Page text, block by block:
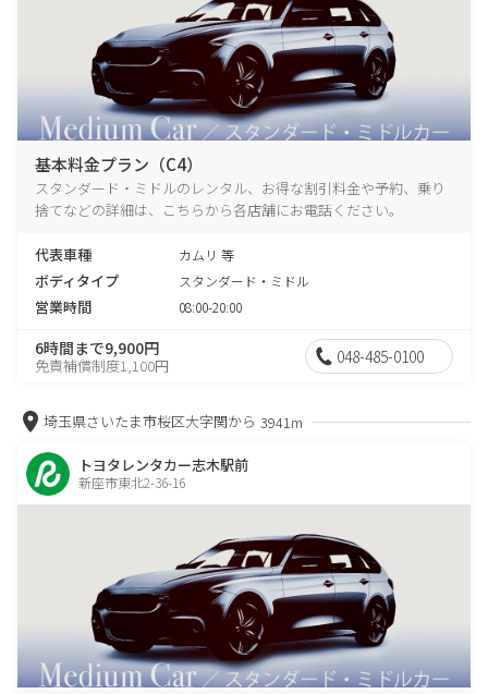
基本料金プラン（C4）
スタンダード・ミドルのレンタル、お得な割引料金や予約、乗り
捨てなどの詳細は、こちらから各店舗にお電話ください。
代表車種 カムリ 等
ボディタイプ スタンダード・ミドル
営業時間 08:00-20:00
6時間まで9,900円
免責補償制度1,100円 048-485-0100
埼玉県さいたま市桜区大字関から 3941m
トヨタレンタカー志木駅前
新座市東北2-36-16